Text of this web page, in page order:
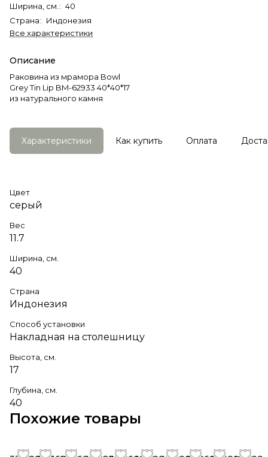
Ширина, см. : 40
Страна: Индонезия
Все характеристики
Описание
Раковина из мрамора Bowl
Grey Tin Lip BM-62933 40*40*17
из натурального камня
Характеристики Как купить Оплата
Цвет
серый
Вес
11.7
Ширина, см.
40
Страна
Индонезия
Способ установки
Накладная на столешницу
Высота, см.
17
Глубина, см.
40
Похожие товары